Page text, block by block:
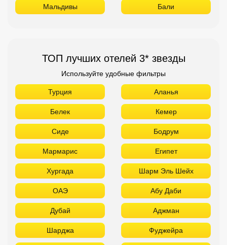
Мальдивы Бали
ТОП лучших отелей 3* звезды
Используйте удобные фильтры
Турция Аланья
Белек Кемер
Сиде Бодрум
Мармарис Египет
Хургада Шарм Эль Шейх
ОАЭ Абу Даби
Дубай Аджман
Шарджа Фуджейра